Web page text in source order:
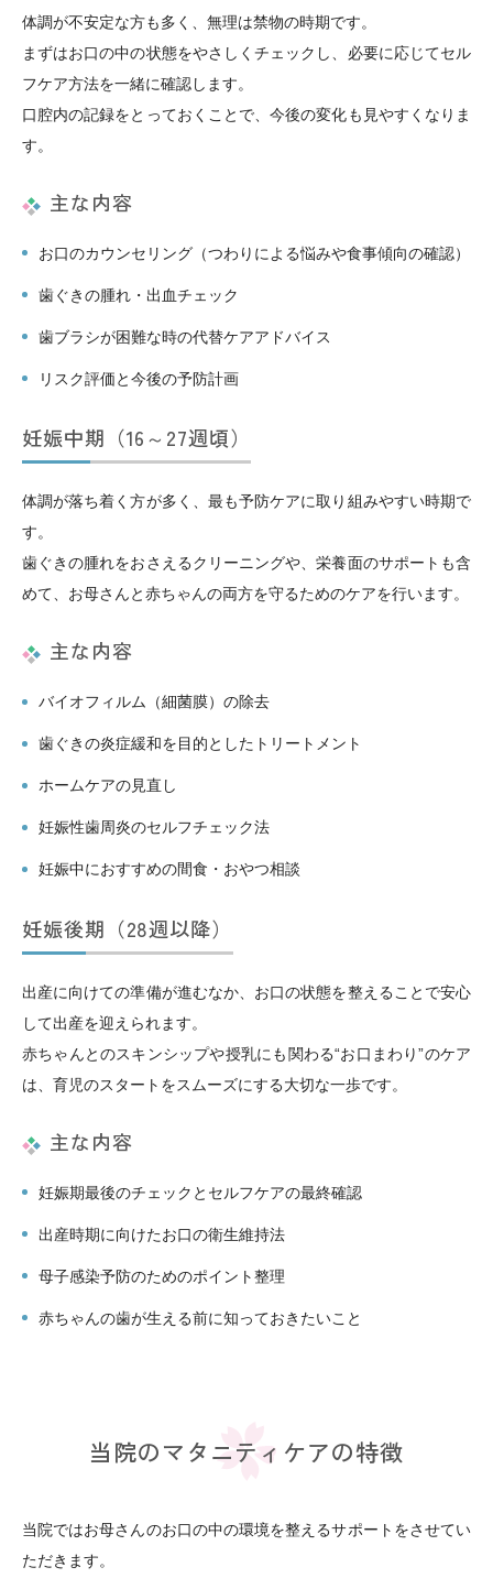
体調が不安定な方も多く、無理は禁物の時期です。
まずはお口の中の状態をやさしくチェックし、必要に応じてセル
フケア方法を一緒に確認します。
口腔内の記録をとっておくことで、今後の変化も見やすくなりま
す。
主な内容
お口のカウンセリング（つわりによる悩みや食事傾向の確認）
歯ぐきの腫れ・出血チェック
歯ブラシが困難な時の代替ケアアドバイス
リスク評価と今後の予防計画
妊娠中期（16～27週頃）
体調が落ち着く方が多く、最も予防ケアに取り組みやすい時期で
す。
歯ぐきの腫れをおさえるクリーニングや、栄養面のサポートも含
めて、お母さんと赤ちゃんの両方を守るためのケアを行います。
主な内容
バイオフィルム（細菌膜）の除去
歯ぐきの炎症緩和を目的としたトリートメント
ホームケアの見直し
妊娠性歯周炎のセルフチェック法
妊娠中におすすめの間食・おやつ相談
妊娠後期（28週以降）
出産に向けての準備が進むなか、お口の状態を整えることで安心
して出産を迎えられます。
赤ちゃんとのスキンシップや授乳にも関わる“お口まわり”のケア
は、育児のスタートをスムーズにする大切な一歩です。
主な内容
妊娠期最後のチェックとセルフケアの最終確認
出産時期に向けたお口の衛生維持法
母子感染予防のためのポイント整理
赤ちゃんの歯が生える前に知っておきたいこと
当院のマタニティケアの特徴
当院ではお母さんのお口の中の環境を整えるサポートをさせてい
ただきます。